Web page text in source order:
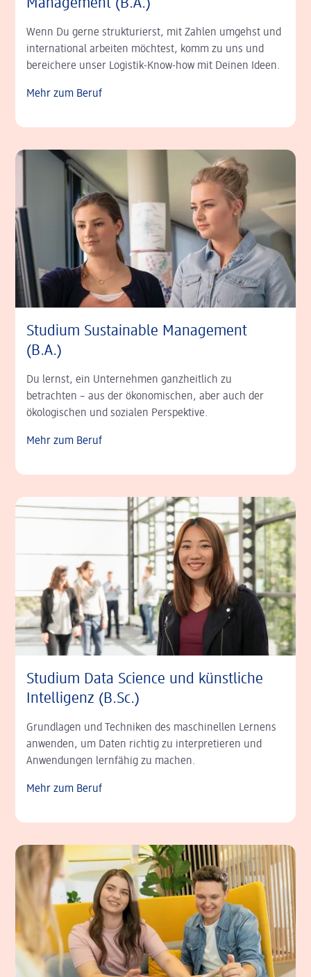
Management (B.A.)
Wenn Du gerne strukturierst, mit Zahlen umgehst und
international arbeiten möchtest, komm zu uns und
bereichere unser Logistik-Know-how mit Deinen Ideen.
Mehr zum Beruf
Studium Sustainable Management
(B.A.)
Du lernst, ein Unternehmen ganzheitlich zu
betrachten – aus der ökonomischen, aber auch der
ökologischen und sozialen Perspektive.
Mehr zum Beruf
Studium Data Science und künstliche
Intelligenz (B.Sc.)
Grundlagen und Techniken des maschinellen Lernens
anwenden, um Daten richtig zu inter­pre­tieren und
Anwendungen lernfähig zu machen.
Mehr zum Beruf